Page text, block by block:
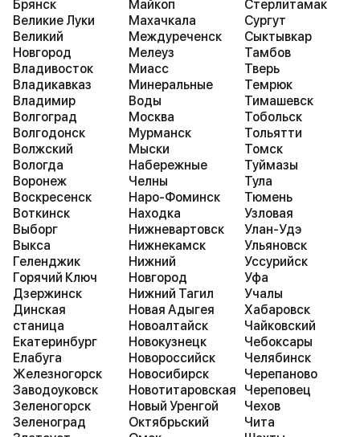
Брянск
Великие Луки
Великий
Новгород
Владивосток
Владикавказ
Владимир
Волгоград
Волгодонск
Волжский
Вологда
Воронеж
Воскресенск
Воткинск
Выборг
Выкса
Геленджик
Горячий Ключ
Дзержинск
Динская
станица
Екатеринбург
Елабуга
Железногорск
Заводоуковск
Зеленогорск
Зеленоград
Майкоп
Махачкала
Междуреченск
Мелеуз
Миасс
Минеральные
Воды
Москва
Мурманск
Мыски
Набережные
Челны
Наро-Фоминск
Находка
Нижневартовск
Нижнекамск
Нижний
Новгород
Нижний Тагил
Новая Адыгея
Новоалтайск
Новокузнецк
Новороссийск
Новосибирск
Новотитаровская
Новый Уренгой
Октябрьский
Стерлитамак
Сургут
Сыктывкар
Тамбов
Тверь
Темрюк
Тимашевск
Тобольск
Тольятти
Томск
Туймазы
Тула
Тюмень
Узловая
Улан-Удэ
Ульяновск
Уссурийск
Уфа
Учалы
Хабаровск
Чайковский
Чебоксары
Челябинск
Черепаново
Череповец
Чехов
Чита